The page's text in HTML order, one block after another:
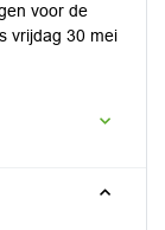
voor de
vrijdag 30 mei